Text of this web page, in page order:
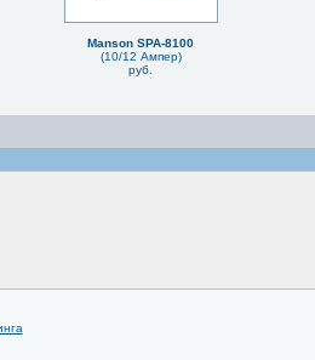
Manson SPA-8100
(10/12 Ампер)
руб.